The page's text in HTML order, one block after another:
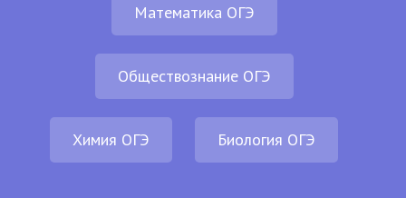
Математика ОГЭ
Обществознание ОГЭ
Химия ОГЭ Биология ОГЭ